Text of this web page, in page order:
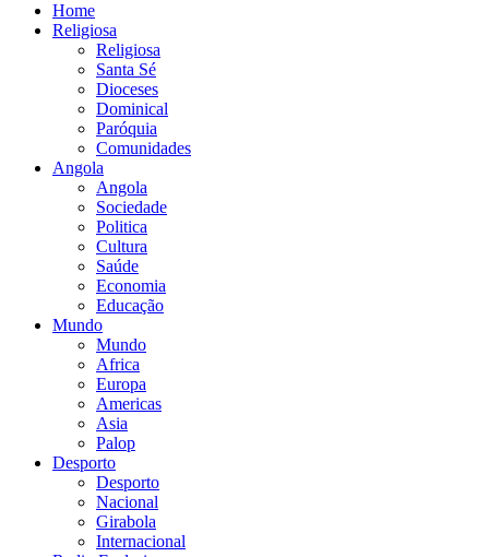
Home
Religiosa
Religiosa
Santa Sé
Dioceses
Dominical
Paróquia
Comunidades
Angola
Angola
Sociedade
Politica
Cultura
Saúde
Economia
Educação
Mundo
Mundo
Africa
Europa
Americas
Asia
Palop
Desporto
Desporto
Nacional
Girabola
Internacional